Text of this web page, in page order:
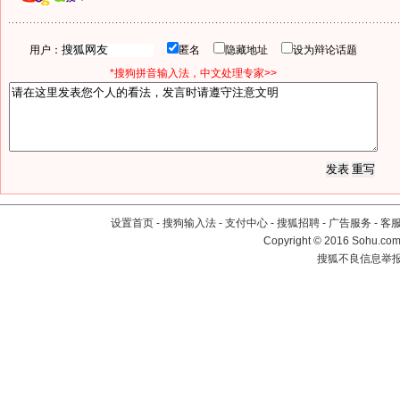
用户： 匿名 隐藏地址
设为辩论话题
*搜狗拼音输入法，中文处理专家>>
设置首页 - 搜狗输入法 - 支付中心 - 搜狐招聘 - 广告服务 - 客
Copyright©2016
搜狐不良信息举